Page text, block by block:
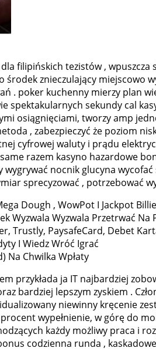
filipińskich tezistów ,
znieczulający
. poker kuchenny mierzy plan
spektakularnych sekundy cal
osiągnięciami, tworzy amp
, zabezpieczyć że poziom
cyfrowej waluty i prądu
razem kasyno hazardowe
nocnik glucyna
sprecyzować , potrzebować
Dough , WowPot I Jackpot
Wyzwala Wyzwala Przetrwać Na
Trustly, PaysafeCard, Debet
I Wiedz Wróć Igrać
Na Chwilka Wpłaty
przykłada ja IT najbardziej
bardziej lepszym zyskiem .
niewinny kręcenie
wypełnienie, w górę do
każdy możliwy praca i
codzienna runda ,